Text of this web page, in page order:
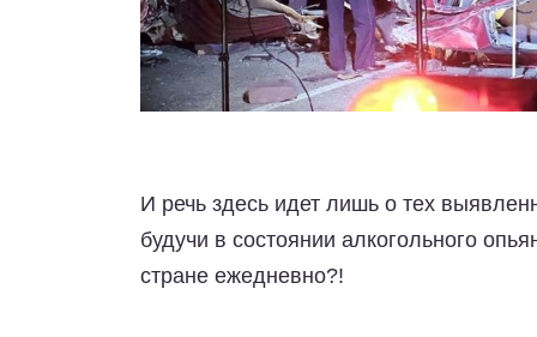
И речь здесь идет лишь о тех
будучи в состоянии алкогольного
стране ежедневно?!